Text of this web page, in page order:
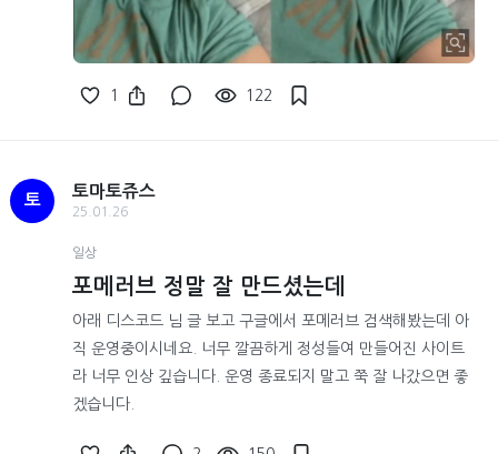
1 122
토
토마토쥬스
25.01.26
일상
포메러브 정말 잘 만드셨는데
아래 디스코드 님 글 보고 구글에서 포메러브 검색해봤는데 아
직 운영중이시네요. 너무 깔끔하게 정성들여 만들어진 사이트
라 너무 인상 깊습니다. 운영 종료되지 말고 쭉 잘 나갔으면 좋
겠습니다.